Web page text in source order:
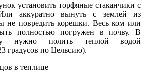
установить торфяные стаканчики с
аккуратно вынуть с землей из
не повредить корешки. Весь ком или
полностью погружен в почву. В
нужно полить теплой водой
градусов по Цельсию).
в теплице